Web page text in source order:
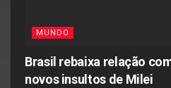
MUNDO
Brasil rebaixa relação
novos insultos de Milei